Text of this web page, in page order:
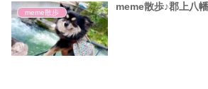
meme散歩
meme散歩♪郡上八